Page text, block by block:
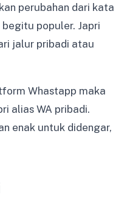
perubahan dari kata
populer. Japri
jalur pribadi atau
Whastapp maka
alias WA pribadi.
enak untuk didengar,